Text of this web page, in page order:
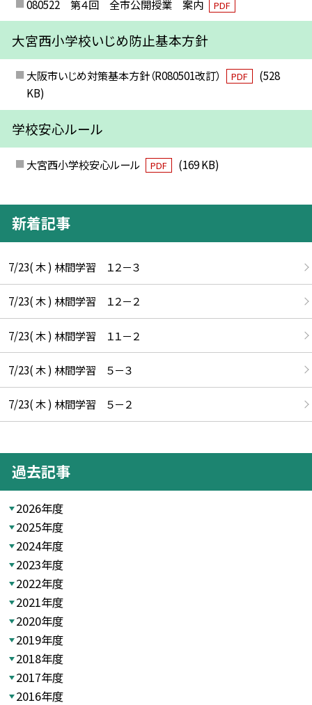
080522 第４回 全市公開授業 案内 PDF
大宮西小学校いじめ防止基本方針
大阪市いじめ対策基本方針（R080501改訂） PDF
(528
KB)
学校安心ルール
大宮西小学校安心ルール PDF (169 KB)
新着記事
7/23( 木 ) 林間学習 １２－３
7/23( 木 ) 林間学習 １２－２
7/23( 木 ) 林間学習 １１－２
7/23( 木 ) 林間学習 ５－３
7/23( 木 ) 林間学習 ５－２
過去記事
2026年度
2025年度
2024年度
2023年度
2022年度
2021年度
2020年度
2019年度
2018年度
2017年度
2016年度